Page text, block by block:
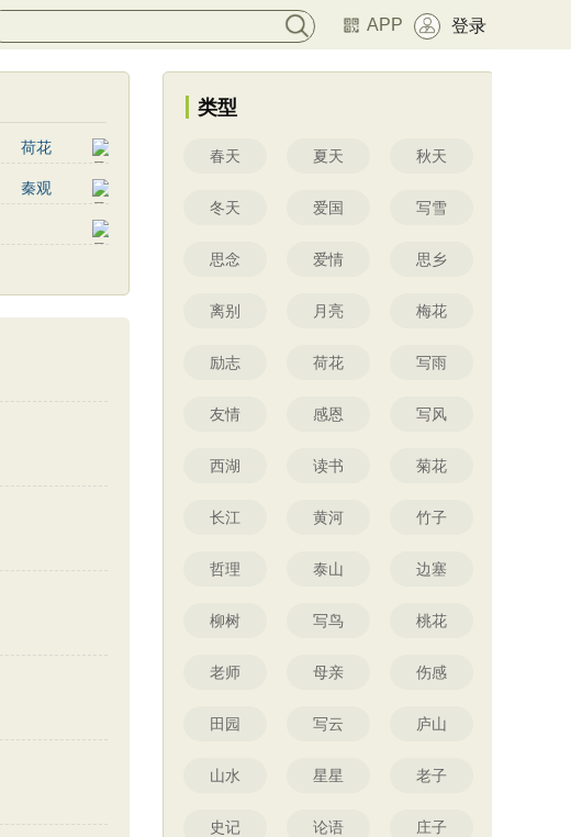
APP 登录
荷花
写鸟
秦观
范成大
类型
春天 夏天 秋天
冬天 爱国 写雪
思念 爱情 思乡
离别 月亮 梅花
励志 荷花 写雨
友情 感恩 写风
西湖 读书 菊花
长江 黄河 竹子
哲理 泰山 边塞
柳树 写鸟 桃花
老师 母亲 伤感
田园 写云 庐山
山水 星星 老子
史记 论语 庄子